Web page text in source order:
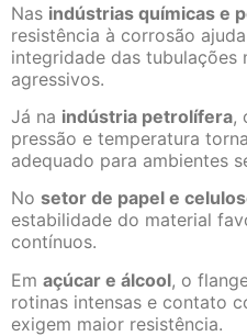
Nas indústrias químicas e
resistência à corrosão
integridade das tubulações
agressivos.
Já na indústria petrolífera,
pressão e temperatura
adequado para ambientes
No setor de papel e
estabilidade do material
contínuos.
Em açúcar e álcool, o
rotinas intensas e contato
exigem maior resistência.